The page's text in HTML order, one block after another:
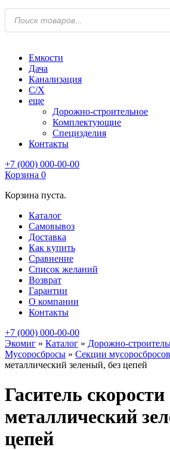
Поиск
товаров
Емкости
Дача
Канализация
С/Х
еще
Дорожно-строительное
Комплектующие
Специзделия
Контакты
+7 (000) 000-00-00
Корзина 0
Корзина пуста.
Каталог
Самовывоз
Доставка
Как купить
Сравнение
Список желаний
Возврат
Гарантии
О компании
Контакты
+7 (000) 000-00-00
Экомиг » Каталог » Дорожно-
Мусоросбросы » Секции мусоросбросов
металлический зеленый, без цепей
Гаситель скорости
металлический
цепей